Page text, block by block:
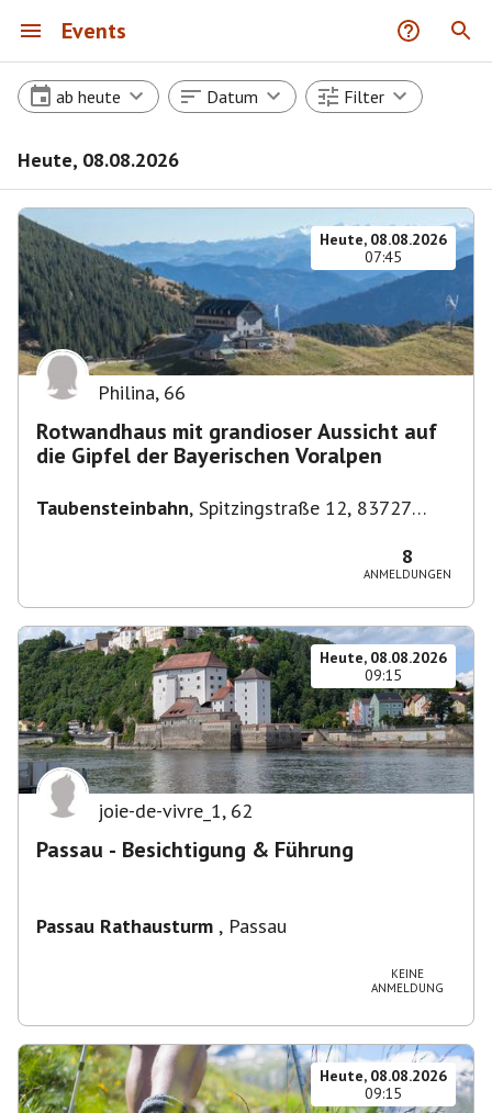
Events
ab heute Datum Filter
Heute, 08.08.2026
Heute, 08.08.2026
07:45
Philina, 66
Rotwandhaus mit grandioser Aussicht auf
die Gipfel der Bayerischen Voralpen
Taubensteinbahn, Spitzingstraße 12, 83727
8
ANMELDUNGEN
Heute, 08.08.2026
09:15
joie-de-vivre_1, 62
Passau - Besichtigung & Führung
Passau Rathausturm , Passau
KEINE
ANMELDUNG
Heute, 08.08.2026
09:15